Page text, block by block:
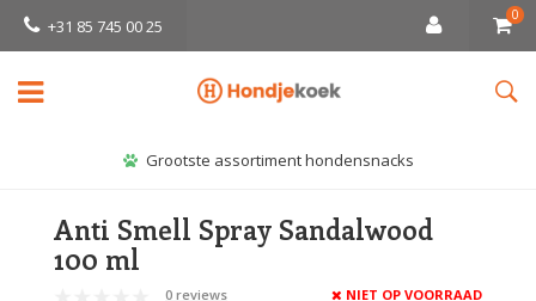
+31 85 745 00 25
0
Grootste assortiment hondensnacks
Anti Smell Spray Sandalwood
100 ml
0 reviews NIET OP VOORRAAD